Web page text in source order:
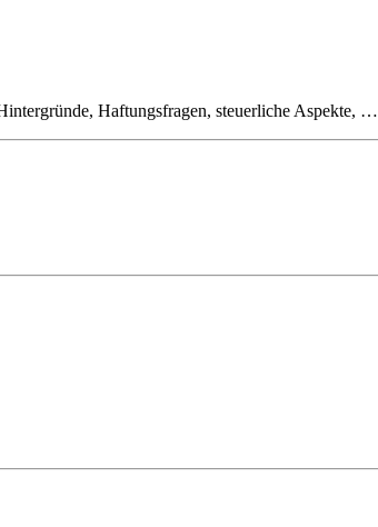
Haftungsfragen, steuerliche Aspekte, …